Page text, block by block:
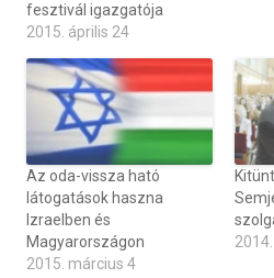
fesztivál igazgatója
2015. április 24
Az oda-vissza ható
látogatások haszna
Izraelben és
Magyarországon
2015. március 4